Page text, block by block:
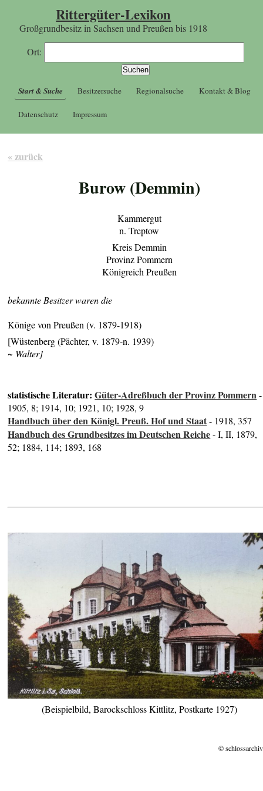
Rittergüter-Lexikon
Großgrundbesitz in Sachsen und Preußen bis 1918
Ort:
Start & Suche Besitzersuche Regionalsuche Kontakt & Blog
Datenschutz Impressum
« zurück
Burow (Demmin)
Kammergut
n. Treptow
Kreis Demmin
Provinz Pommern
Königreich Preußen
bekannte Besitzer waren die
Könige von Preußen (v. 1879-1918)
[Wüstenberg (Pächter, v. 1879-n. 1939)
~ Walter]
statistische Literatur:Güter-Adreßbuch der Provinz Pommern-
1905, 8; 1914, 10; 1921, 10; 1928, 9
Handbuch über den Königl. Preuß. Hof und Staat- 1918, 357
Handbuch des Grundbesitzes im Deutschen Reiche- I, II, 1879,
52; 1884, 114; 1893, 168
(Beispielbild, Barockschloss Kittlitz, Postkarte 1927)
©